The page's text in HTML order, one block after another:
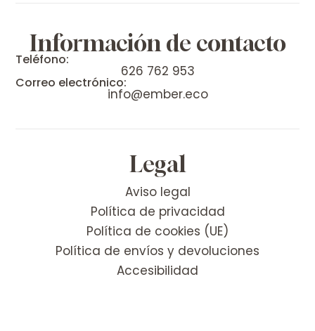
Información de contacto
Teléfono:
626 762 953
Correo electrónico:
info@ember.eco
Legal
Aviso legal
Política de privacidad
Política de cookies (UE)
Política de envíos y devoluciones
Accesibilidad